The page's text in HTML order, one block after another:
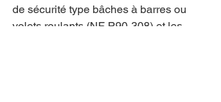
de sécurité type bâches à barres ou
volets roulants (NF P90-308) et les